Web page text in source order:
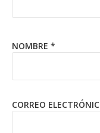
NOMBRE *
CORREO